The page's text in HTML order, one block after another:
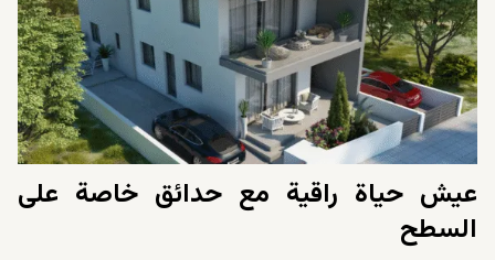
عيش حياة راقية مع حدائق خاصة على
السطح